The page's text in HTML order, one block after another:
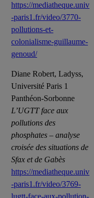
https://mediatheque.univ
-paris1.fr/video/3770-
pollutions-et-
colonialisme-guillaume-
genoud/
Diane Robert, Ladyss,
Université Paris 1
Panthéon-Sorbonne
L’UGTT face aux
pollutions des
phosphates – analyse
croisée des situations de
Sfax et de Gabès
https://mediatheque.univ
-paris1.fr/video/3769-
lugtt-face-aux-pollution-